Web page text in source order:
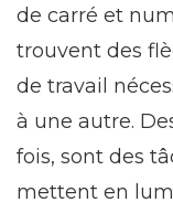
de carré et
trouvent des
de travail
à une autre.
fois, sont des
mettent en